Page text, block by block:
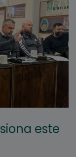
este